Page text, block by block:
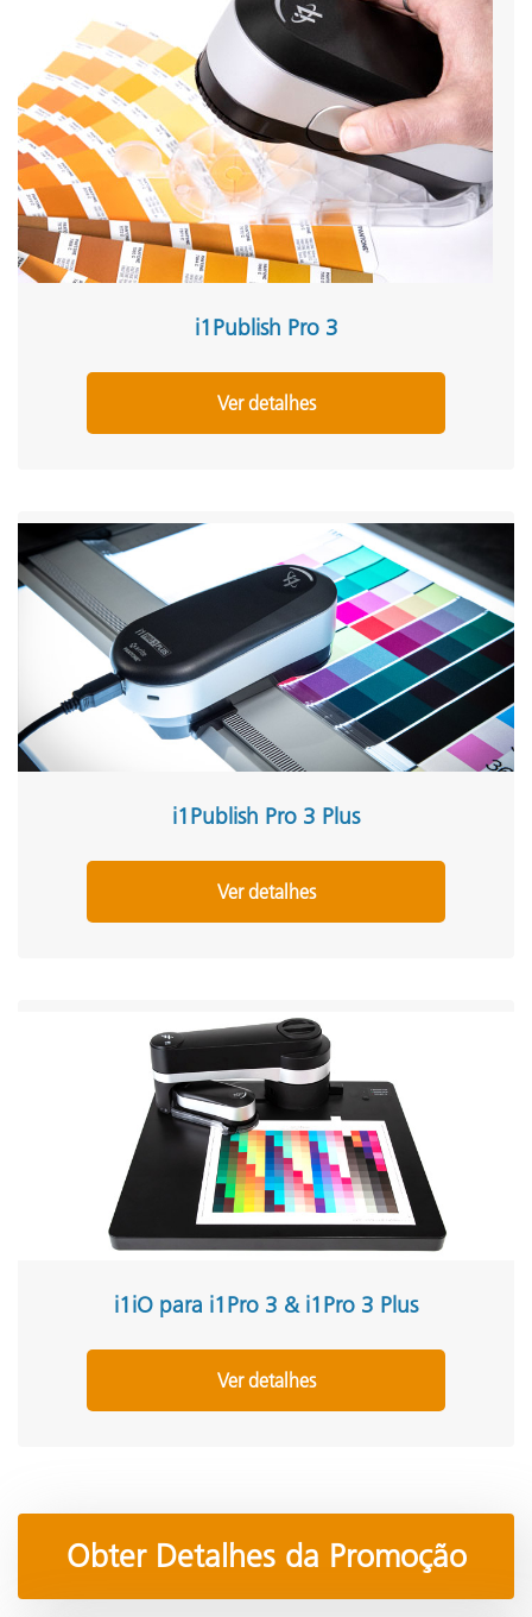
i1Publish Pro 3
Ver detalhes
i1Publish Pro 3 Plus
Ver detalhes
i1iO para i1Pro 3 & i1Pro 3 Plus
Ver detalhes
Obter Detalhes da Promoção